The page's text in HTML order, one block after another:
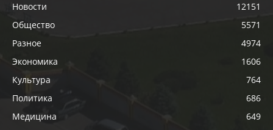
Новости
12151
Общество
5571
Разное
4974
Экономика
1606
Культура
764
Политика
686
Медицина
649